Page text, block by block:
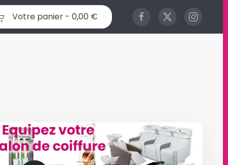
Votre panier - 0,00 €